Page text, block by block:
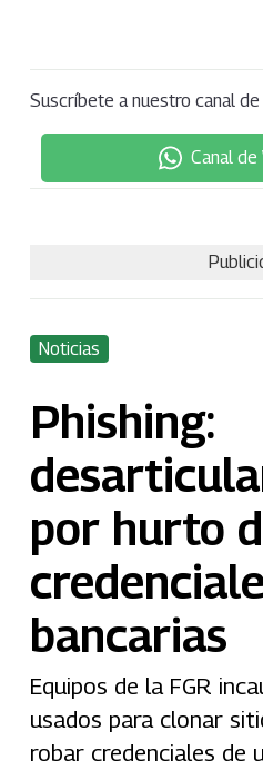
Suscríbete a nuestro canal de
Canal de
Noticias
Phishing:
por hurto
bancarias
Equipos de la FGR
usados para clonar
robar credenciales de